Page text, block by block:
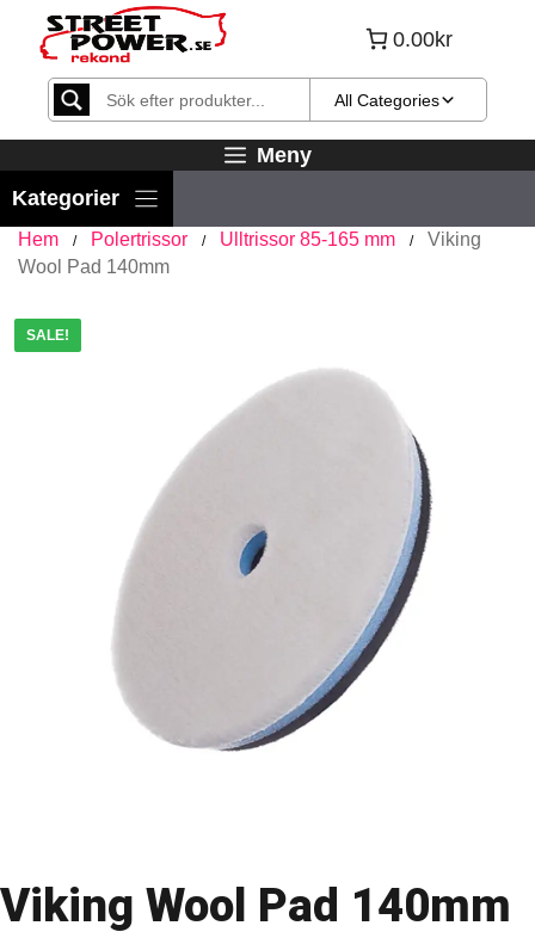
Hoppa
innehåll
0.00kr
All Categories
Meny
Hem / Polertrissor / Ulltrissor 85-165 mm /
Viking
Wool Pad 140mm
SALE!
Viking Wool Pad 140mm